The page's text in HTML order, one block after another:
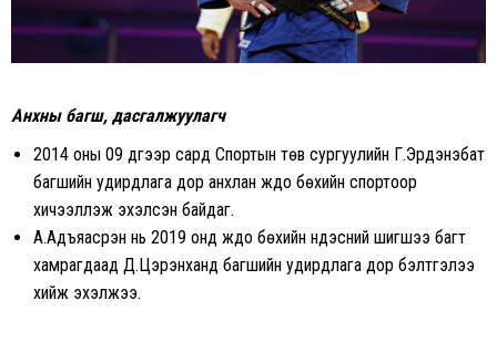
Анхны багш, дасгалжуулагч
2014 оны 09 дүгээр сард Спортын төв сургуулийн Г.Эрдэнэбат
багшийн удирдлага дор анхлан жүдо бөхийн спортоор
хичээллэж эхэлсэн байдаг.
А.Адъяасүрэн нь 2019 онд жүдо бөхийн үндэсний шигшээ багт
хамрагдаад Д.Цэрэнханд багшийн удирдлага дор бэлтгэлээ
хийж эхэлжээ.